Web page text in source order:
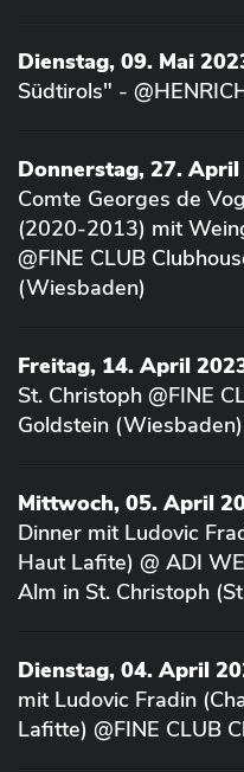
Dienstag, 09. Mai
Südtirols" -
Donnerstag, 27. April
Comte Georges de
(2020-2013) mit
@FINE CLUB
(Wiesbaden)
Freitag, 14. April
St. Christoph @FINE
Goldstein (Wiesbaden)
Mittwoch, 05. April
Dinner mit Ludovic
Haut Lafite) @ ADI
Alm in St. Christoph
Dienstag, 04. April
mit Ludovic Fradin
Lafitte) @FINE CLUB